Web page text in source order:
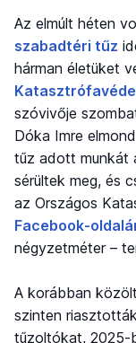
Az elmúlt héten
szabadtéri tűz
hárman életüket
szóvivője
Dóka Imre
tűz adott munkát
sérültek meg, és
az Országos
Facebook-
négyzetméter –
A korábban
szinten
tűzoltókat, 2025-